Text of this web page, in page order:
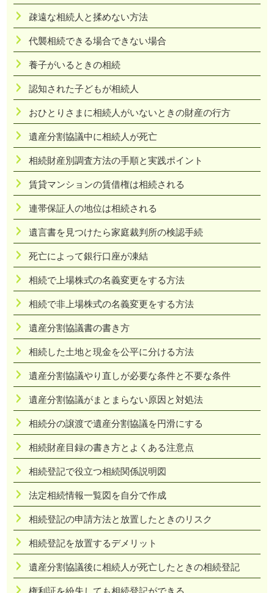
疎遠な相続人と揉めない方法
代襲相続できる場合できない場合
養子がいるときの相続
認知された子どもが相続人
おひとりさまに相続人がいないときの財産の行方
遺産分割協議中に相続人が死亡
相続財産別調査方法の手順と実践ポイント
賃貸マンションの賃借権は相続される
連帯保証人の地位は相続される
遺言書を見つけたら家庭裁判所の検認手続
死亡によって銀行口座が凍結
相続で上場株式の名義変更をする方法
相続で非上場株式の名義変更をする方法
遺産分割協議書の書き方
相続した土地と現金を公平に分ける方法
遺産分割協議やり直しが必要な条件と不要な条件
遺産分割協議がまとまらない原因と対処法
相続分の譲渡で遺産分割協議を円滑にする
相続財産目録の書き方とよくある注意点
相続登記で役立つ相続関係説明図
法定相続情報一覧図を自分で作成
相続登記の申請方法と放置したときのリスク
相続登記を放置するデメリット
遺産分割協議後に相続人が死亡したときの相続登記
権利証を紛失しても相続登記ができる